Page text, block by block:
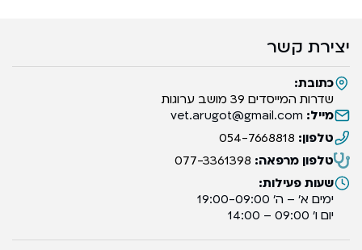
יצירת קשר
כתובת:
שדרות המייסדים 39 מושב ערוגות
מייל: vet.arugot@gmail.com
טלפון: 054-7668818
טלפון מרפאה: 077-3361398
שעות פעילות:
ימים א’ – ה’ 19:00-09:00
יום ו’ 09:00 – 14:00